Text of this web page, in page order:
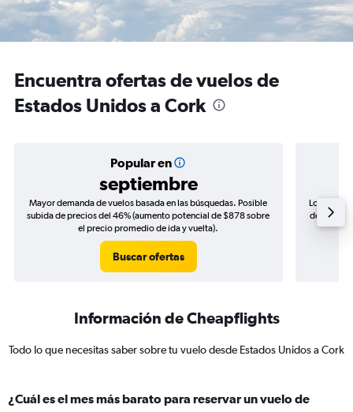
Encuentra ofertas de vuelos de
Estados Unidos a Cork
Popular en
septiembre
Mayor demanda de vuelos basada en las búsquedas. Posible
subida de precios del 46% (aumento potencial de $878 sobre
el precio promedio de ida y vuelta).
Buscar ofertas
Los
de precios
Información de Cheapflights
Todo lo que necesitas saber sobre tu vuelo desde Estados Unidos a Cork
¿Cuál es el mes más barato para reservar un vuelo de